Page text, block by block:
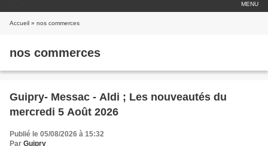
MENU
Accueil » nos commerces
nos commerces
Guipry- Messac - Aldi ; Les nouveautés du
mercredi 5 Août 2026
Publié le 05/08/2026 à 15:32
Par Guipry